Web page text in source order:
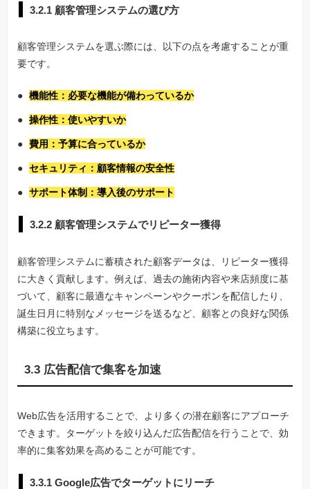
3.2.1 顧客管理システムの選び方
顧客管理システムを選ぶ際には、以下の点を考慮することが重
要です。
機能性：必要な機能が備わっているか
操作性：使いやすいか
費用：予算に合っているか
セキュリティ：顧客情報の安全性
サポート体制：導入後のサポート
3.2.2 顧客管理システムでリピーター獲得
顧客管理システムに蓄積された顧客データは、リピーター獲得
に大きく貢献します。例えば、過去の施術内容や来店頻度に基
づいて、顧客に最適なキャンペーンやクーポンを配信したり、
誕生日月に特別なメッセージを送るなど、顧客との良好な関係
構築に役立ちます。
3.3 広告配信で集客を加速
Web広告を活用することで、より多くの潜在顧客にアプローチ
できます。ターゲットを絞り込んだ広告配信を行うことで、効
率的に集客効果を高めることが可能です。
3.3.1 Google広告でターゲットにリーチ